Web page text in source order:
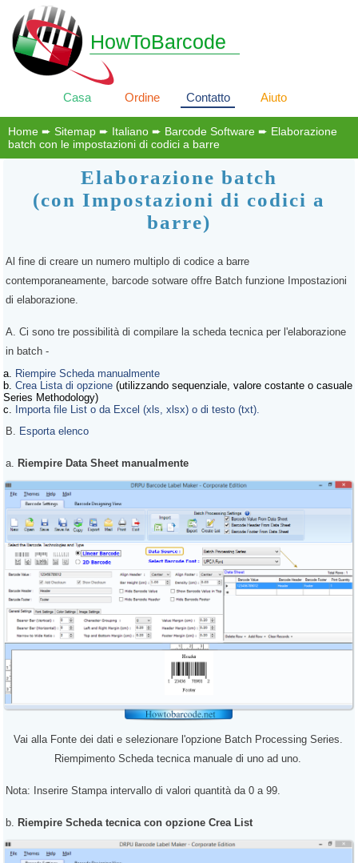
HowToBarcode
Casa Ordine Contatto Aiuto
Home ➨ Sitemap ➨ Italiano ➨ Barcode Software ➨ Elaborazione
batch con le impostazioni di codici a barre
Elaborazione batch
(con Impostazioni di codici a
barre)
Al fine di creare un numero multiplo di codice a barre
contemporaneamente, barcode sotware offre Batch funzione Impostazioni
di elaborazione.
A. Ci sono tre possibilità di compilare la scheda tecnica per l'elaborazione
in batch -
a. Riempire Scheda manualmente
b. Crea Lista di opzione (utilizzando sequenziale, valore costante o casuale
Series Methodology)
c. Importa file List o da Excel (xls, xlsx) o di testo (txt).
B. Esporta elenco
a. Riempire Data Sheet manualmente
Vai alla Fonte dei dati e selezionare l'opzione Batch Processing Series.
Riempimento Scheda tecnica manuale di uno ad uno.
Nota: Inserire Stampa intervallo di valori quantità da 0 a 99.
b. Riempire Scheda tecnica con opzione Crea List